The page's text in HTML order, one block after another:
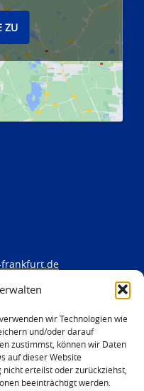
wir Technologien wie
und/oder darauf
zustimmst, können wir Daten
auf dieser Website
erteilst oder zurückziehst,
beeinträchtigt werden.
ZU